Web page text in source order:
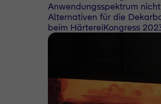
Anwendungsspektrum
Alternativen für die
beim HärtereiKongress